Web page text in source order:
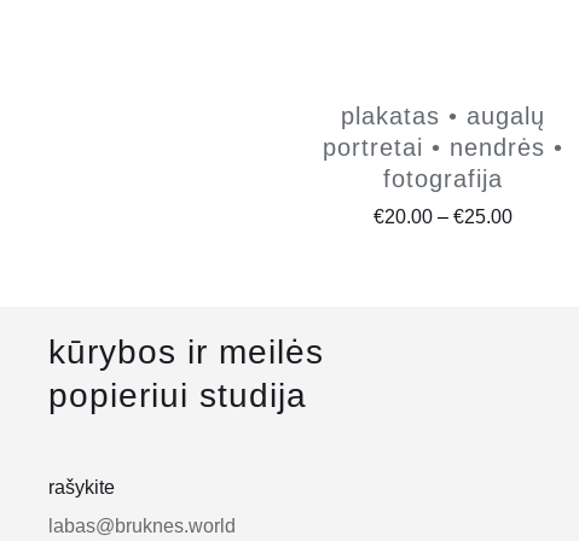
plakatas • augalų
portretai • nendrės •
fotografija
€20.00 – €25.00Price
kūrybos ir meilės
popieriui studija
rašykite
labas@bruknes.world